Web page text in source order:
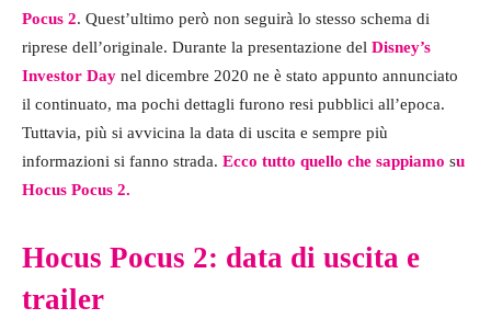
Pocus 2. Quest’ultimo però non seguirà lo stesso schema di
riprese dell’originale. Durante la presentazione del Disney’s
Investor Day nel dicembre 2020 ne è stato appunto annunciato
il continuato, ma pochi dettagli furono resi pubblici all’epoca.
Tuttavia, più si avvicina la data di uscita e sempre più
informazioni si fanno strada. Ecco tutto quello che sappiamo su
Hocus Pocus 2.
Hocus Pocus 2: data di uscita e
trailer